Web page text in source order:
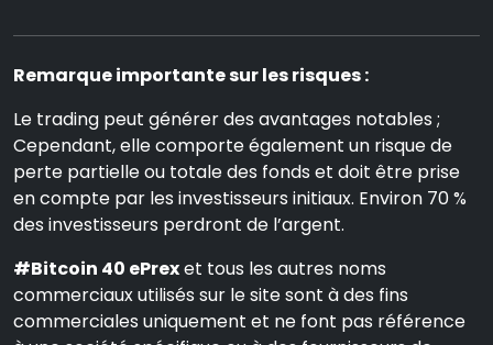
Remarque importante sur les risques :
Le trading peut générer des avantages notables ;
Cependant, elle comporte également un risque de
perte partielle ou totale des fonds et doit être prise
en compte par les investisseurs initiaux. Environ 70 %
des investisseurs perdront de l’argent.
#Bitcoin 40 ePrexet tous les autres noms
commerciaux utilisés sur le site sont à des fins
commerciales uniquement et ne font pas référence